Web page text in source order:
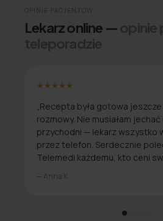
OPINIE PACJENTÓW
Lekarz online —opinie
teleporadzie
★★★★★
„Recepta była gotowa
rozmowy. Nie musiałam jechać
przychodni — lekarz wszystko
przez telefon. Serdecznie
Telemedi każdemu, kto ceni
— Anna K.